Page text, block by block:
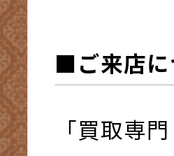
■ご来店に
「買取専